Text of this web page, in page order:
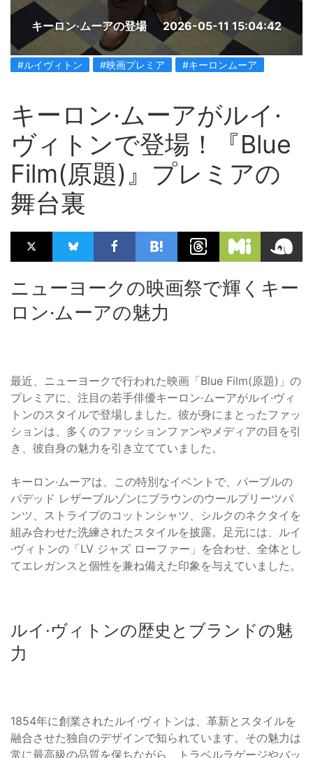
キーロン·ムーアの登場 2026-05-11 15:04:42
#ルイヴィトン #映画プレミア #キーロンムーア
キーロン·ムーアがルイ·
ヴィトンで登場！『Blue
Film(原題)』プレミアの
舞台裏
ニューヨークの映画祭で輝くキー
ロン·ムーアの魅力
最近、ニューヨークで行われた映画「Blue Film(原題)」の
プレミアに、注目の若手俳優キーロン·ムーアがルイ·ヴィ
トンのスタイルで登場しました。彼が身にまとったファッ
ションは、多くのファッションファンやメディアの目を引
き、彼自身の魅力を引き立てていました。
キーロン·ムーアは、この特別なイベントで、パープルの
パデッド レザーブルゾンにブラウンのウールプリーツパ
ンツ、ストライプのコットンシャツ、シルクのネクタイを
組み合わせた洗練されたスタイルを披露。足元には、ルイ
·ヴィトンの「LV ジャズ ローファー」を合わせ、全体とし
てエレガンスと個性を兼ね備えた印象を与えていました。
ルイ·ヴィトンの歴史とブランドの魅
力
1854年に創業されたルイ·ヴィトンは、革新とスタイルを
融合させた独自のデザインで知られています。その魅力は
常に最高級の品質を保ちながら、トラベルラゲージやバッ